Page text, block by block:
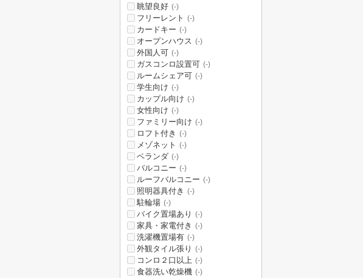
眺望良好 (-)
フリーレント (-)
カードキー (-)
オープンハウス (-)
外国人可 (-)
ガスコンロ設置可 (-)
ルームシェア可 (-)
学生向け (-)
カップル向け (-)
女性向け (-)
ファミリー向け (-)
ロフト付き (-)
メゾネット (-)
ベランダ (-)
バルコニー (-)
ルーフバルコニー (-)
照明器具付き (-)
駐輪場 (-)
バイク置場あり (-)
家具・家電付き (-)
洗濯機置場有 (-)
外観タイル張り (-)
コンロ２口以上 (-)
食器洗い乾燥機 (-)